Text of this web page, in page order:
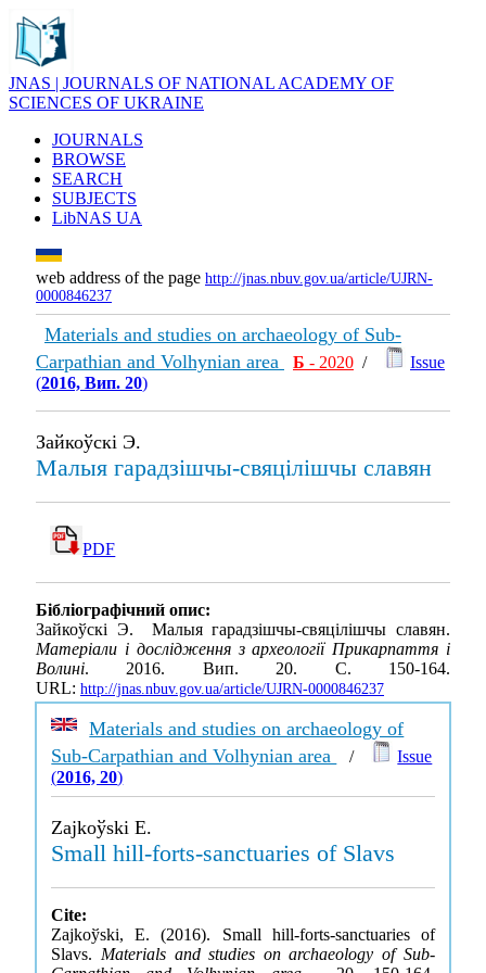
JNAS | JOURNALS OF NATIONAL ACADEMY OF
SCIENCES OF UKRAINE
JOURNALS
BROWSE
SEARCH
SUBJECTS
LibNAS UA
web address of the page http://jnas.nbuv.gov.ua/article/UJRN-
0000846237
Materials and studies on archaeology of Sub-
Carpathian and Volhynian area
Б - 2020 /
Issue
(2016, Вип. 20)
Зайкоўскі Э.
Малыя гарадзішчы-свяцілішчы славян
PDF
Бібліографічний опис:
Зайкоўскі Э. Малыя гарадзішчы-свяцілішчы славян.
Матеріали і дослідження з археології Прикарпаття і
Волині. 2016. Вип. 20. С. 150-164.
URL: http://jnas.nbuv.gov.ua/article/UJRN-0000846237
Materials and studies on archaeology of
Sub-Carpathian and Volhynian area
/
Issue
(2016, 20)
Zajkoўskі E.
Small hill-forts-sanctuaries of Slavs
Cite:
Zajkoўskі, E. (2016). Small hill-forts-sanctuaries of
Slavs. Materials and studies on archaeology of Sub-